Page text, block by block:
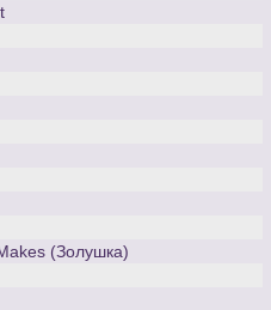
(Золушка)